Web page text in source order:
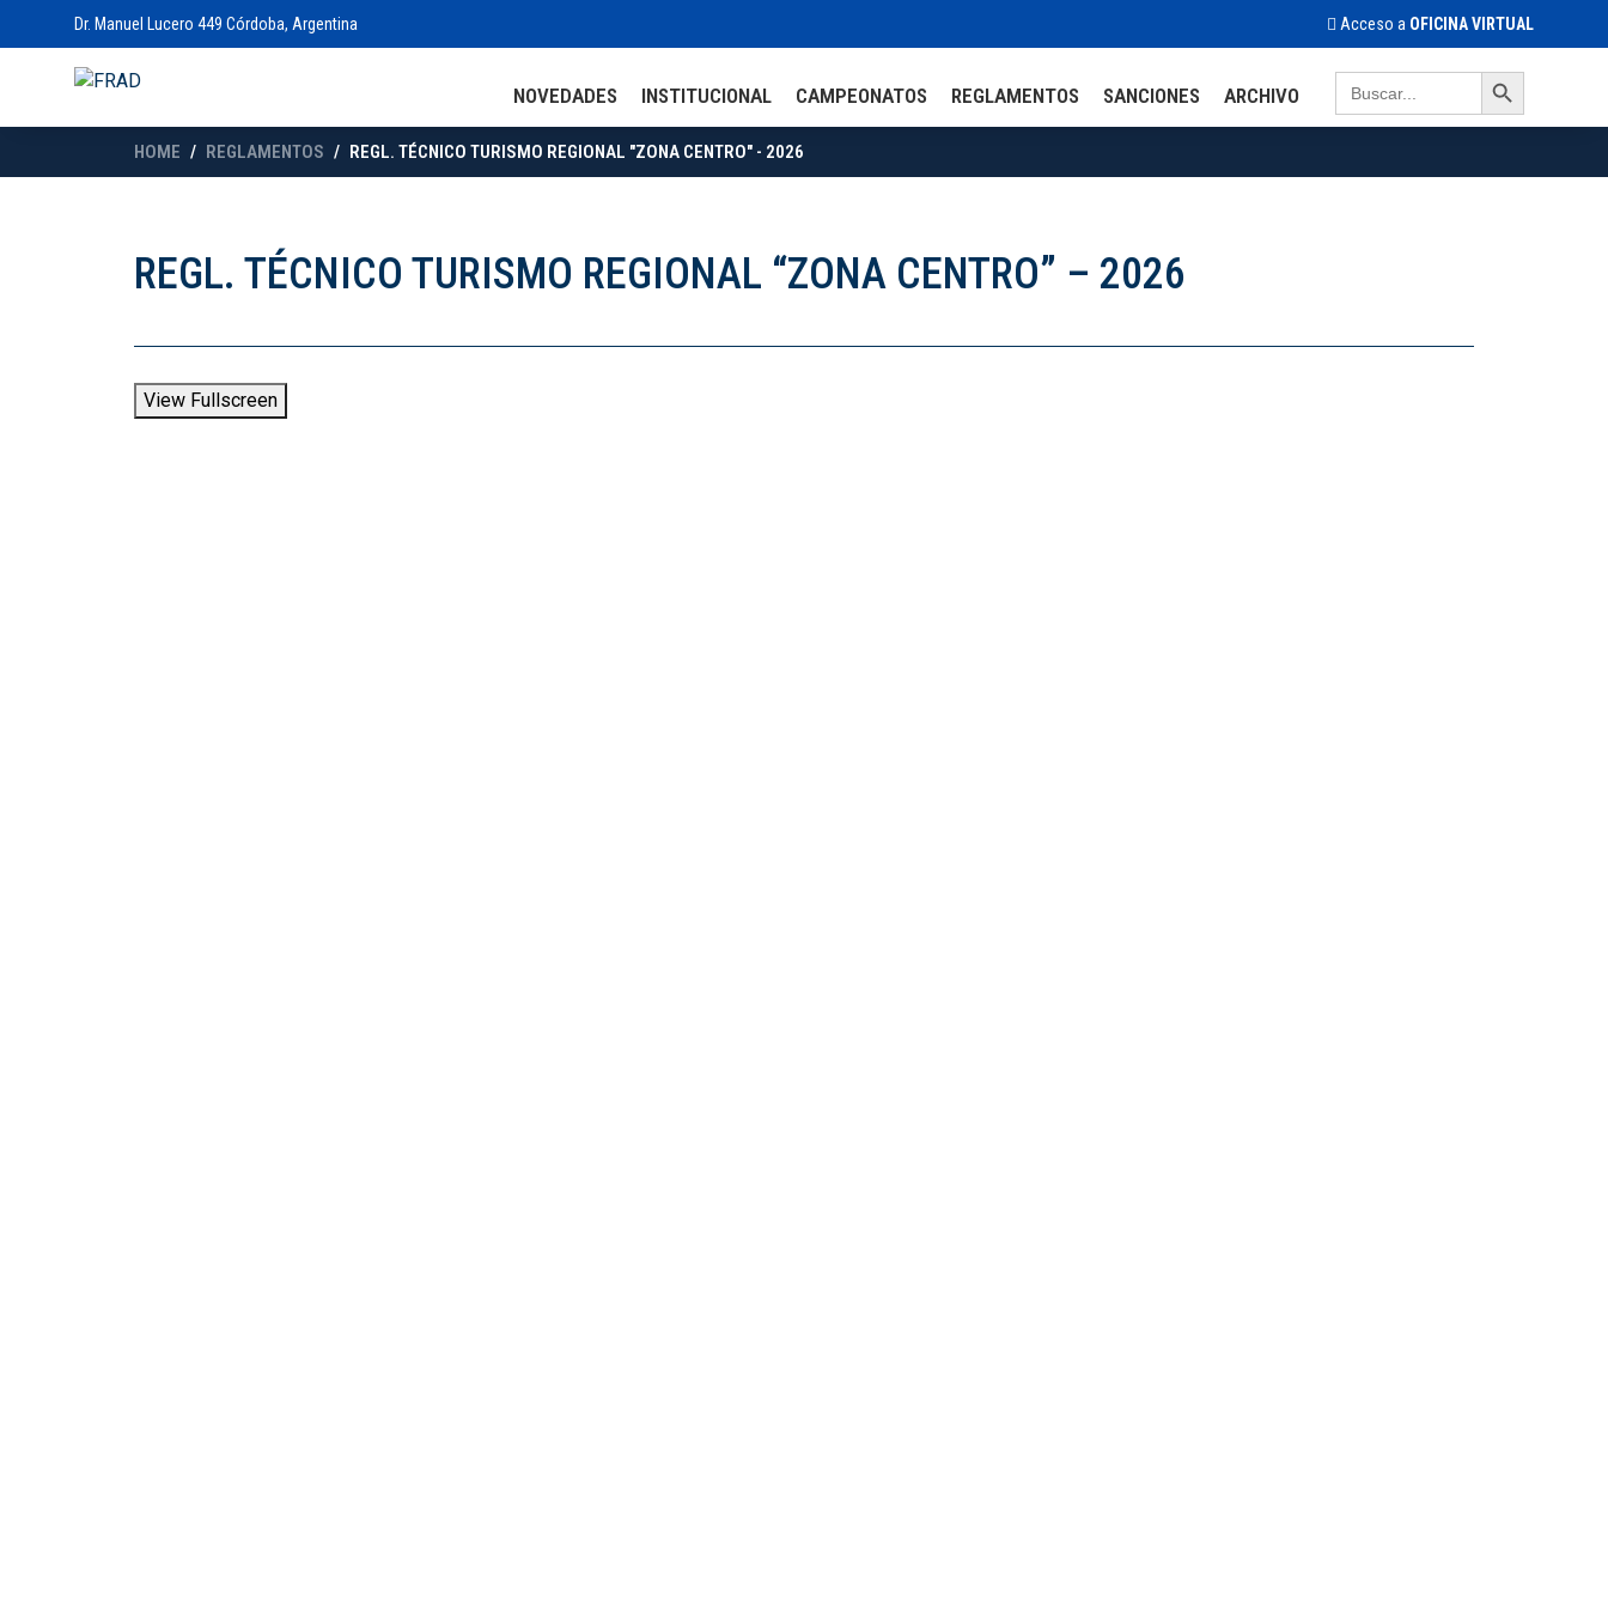
Dr. Manuel Lucero 449 Córdoba, Argentina Acceso a OFICINA VIRTUAL
NOVEDADES INSTITUCIONAL CAMPEONATOS REGLAMENTOS SANCIONES ARCHIVO
Search
for:
Search Button
HOME REGLAMENTOS REGL. TÉCNICO TURISMO REGIONAL "ZONA CENTRO" - 2026
REGL. TÉCNICO TURISMO REGIONAL “ZONA CENTRO” – 2026
View Fullscreen